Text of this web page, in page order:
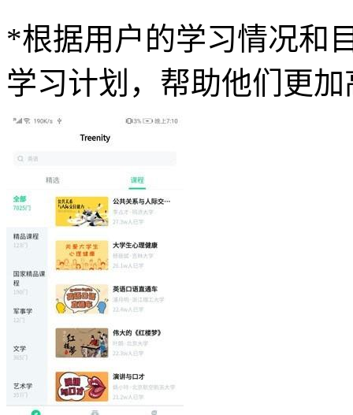
*根据用户的学习情况和
学习计划，帮助他们更